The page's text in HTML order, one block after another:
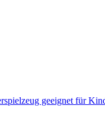
geeignet für